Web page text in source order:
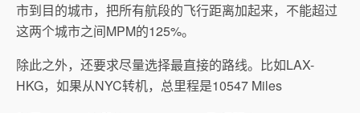
市到目的城市，把所有航段的飞行距离加起来，不能超过
这两个城市之间MPM的125%。
除此之外，还要求尽量选择最直接的路线。比如LAX-
HKG，如果从NYC转机，总里程是10547 Miles